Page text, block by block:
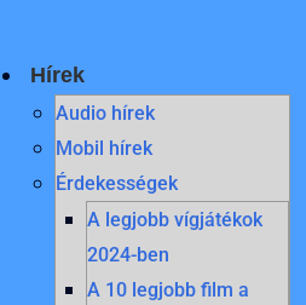
content
Hírek
Audio hírek
Mobil hírek
Érdekességek
A legjobb vígjátékok
2024-ben
A 10 legjobb film a